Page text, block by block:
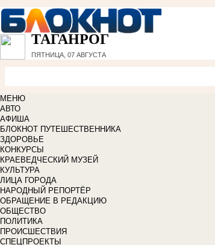
ТАГАНРОГ
ПЯТНИЦА, 07 АВГУСТА
МЕНЮ
АВТО
АФИША
БЛОКНОТ ПУТЕШЕСТВЕННИКА
ЗДОРОВЬЕ
КОНКУРСЫ
КРАЕВЕДЧЕСКИЙ МУЗЕЙ
КУЛЬТУРА
ЛИЦА ГОРОДА
НАРОДНЫЙ РЕПОРТЁР
ОБРАЩЕНИЕ В РЕДАКЦИЮ
ОБЩЕСТВО
ПОЛИТИКА
ПРОИСШЕСТВИЯ
СПЕЦПРОЕКТЫ